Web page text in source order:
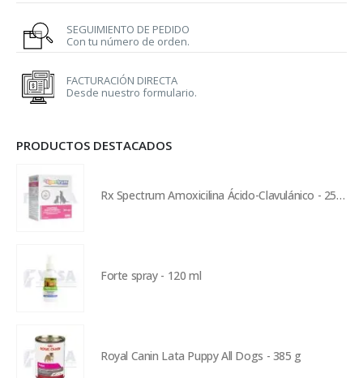
SEGUIMIENTO DE PEDIDO
Con tu número de orden.
FACTURACIÓN DIRECTA
Desde nuestro formulario.
PRODUCTOS DESTACADOS
Rx Spectrum Amoxicilina Ácido-Clavulánico - 250 mg
Forte spray - 120 ml
Royal Canin Lata Puppy All Dogs - 385 g